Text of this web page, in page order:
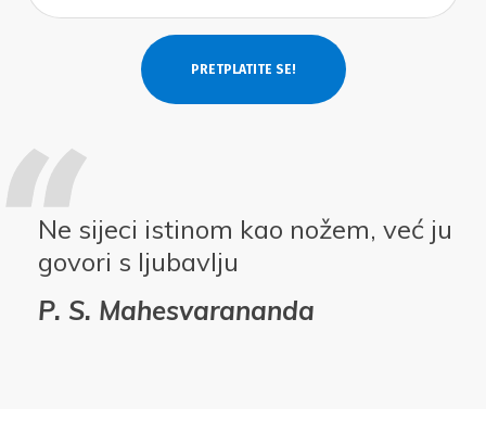
Ne sijeci istinom kao nožem, već ju
govori s ljubavlju
P. S. Mahesvarananda